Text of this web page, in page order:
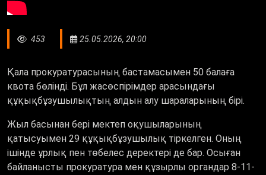
453 25.05.2026, 20:00
Қала прокуратурасының бастамасымен 50 балаға
квота бөлінді. Бұл жасөспірімдер арасындағы
құқықбұзушылықтың алдын алу шараларының бірі.
Жыл басынан бері мектеп оқушыларының
қатысуымен 29 құқықбұзушылық тіркелген. Оның
ішінде ұрлық пен төбелес деректері де бар. Осыған
байланысты прокуратура мен құзырлы органдар 8-11-